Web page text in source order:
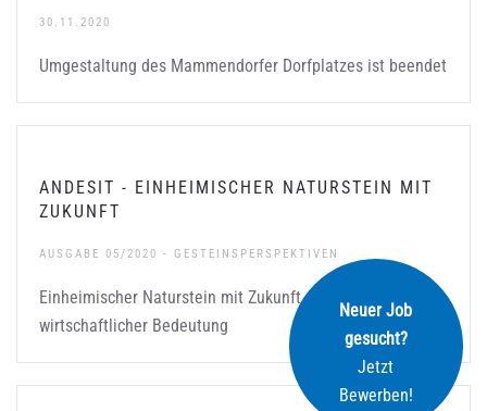
Neuer Job
gesucht?
Jetzt
Bewerben!
30.11.2020
Umgestaltung des Mammendorfer Dorfplatzes ist beendet
ANDESIT - EINHEIMISCHER NATURSTEIN MIT
ZUKUNFT
AUSGABE 05/2020 - GESTEINSPERSPEKTIVEN
Einheimischer Naturstein mit Zukunft und großer
wirtschaftlicher Bedeutung